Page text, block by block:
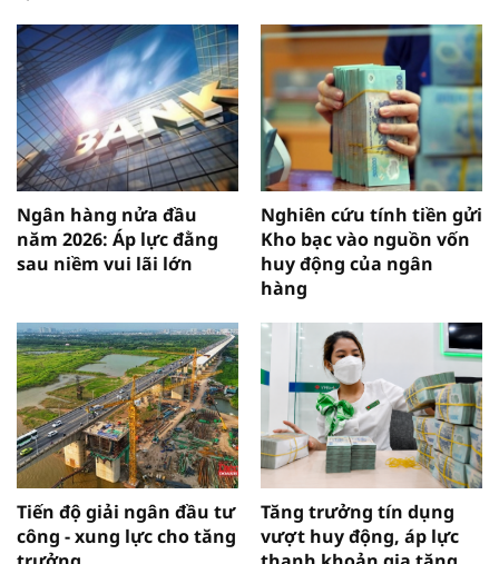
Ngân hàng nửa đầu
năm 2026: Áp lực đằng
sau niềm vui lãi lớn
Nghiên cứu tính tiền gửi
Kho bạc vào nguồn vốn
huy động của ngân
hàng
Tiến độ giải ngân đầu tư
công - xung lực cho tăng
Tăng trưởng tín dụng
vượt huy động, áp lực